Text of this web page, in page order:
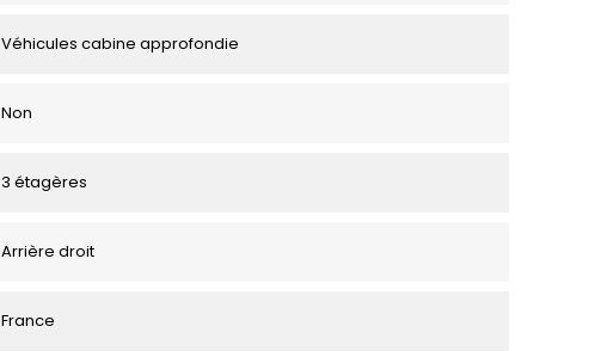
Véhicules cabine approfondie
Non
3 étagères
Arrière droit
France